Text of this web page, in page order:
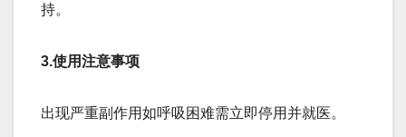
持。
3.使用注意事项
出现严重副作用如呼吸困难需立即停用并就医。